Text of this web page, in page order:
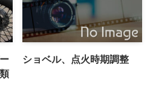
ショベル、点火時期調整